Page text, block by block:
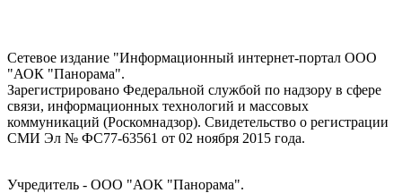
Сетевое издание "Информационный интернет-портал ООО
"АОК "Панорама".
Зарегистрировано Федеральной службой по надзору в сфере
связи, информационных технологий и массовых
коммуникаций (Роскомнадзор). Cвидетельство о регистрации
СМИ Эл № ФС77-63561 от 02 ноября 2015 года.
Учредитель - ООО "АОК "Панорама".